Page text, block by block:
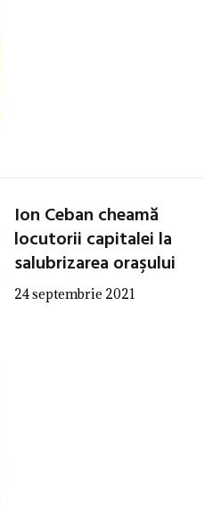
Ion Ceban cheamă
locutorii capitalei la
salubrizarea oraşului
24 septembrie 2021